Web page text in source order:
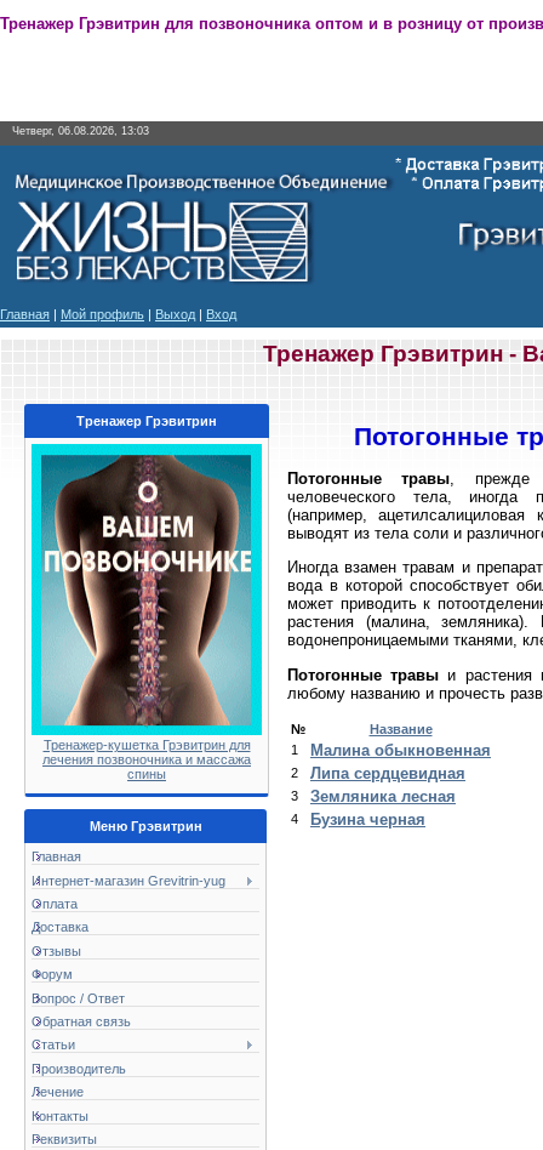
Тренажер Грэвитрин для позвоночника оптом и в розницу от
Четверг, 06.08.2026, 13:03
Главная | Мой профиль | Выход | Вход
Тренажер Грэвитрин -
Тренажер Грэвитрин
Тренажер-кушетка Грэвитрин для
лечения позвоночника и массажа
спины
Меню Грэвитрин
Главная
Интернет-магазин Grevitrin-yug
Оплата
Доставка
Отзывы
Форум
Вопрос / Ответ
Обратная связь
Статьи
Производитель
Лечение
Контакты
Реквизиты
Потогонные
Потогонные травы , прежде
человеческого тела, иногда
(например,
выводят из тела соли и
Иногда взамен травам и
вода в которой способствует
может приводить к
растения (малина,
водонепроницаемыми тканями,
Потогонные травы и растения
любому названию и прочесть
№
Название
1
Малина обыкновенная
2 Липа сердцевидная
3 Земляника лесная
4 Бузина черная